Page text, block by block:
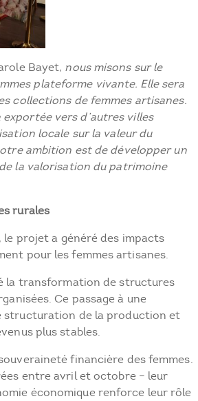
Bayet, nous misons sur le
plateforme vivante. Elle sera
collections de femmes artisanes.
vers d’autres villes
locale sur la valeur du
ambition est de développer un
la valorisation du patrimoine
rurales
projet a généré des impacts
pour les femmes artisanes.
la transformation de structures
Ce passage à une
structuration de la production et
plus stables.
financière des femmes.
entre avril et octobre – leur
économique renforce leur rôle